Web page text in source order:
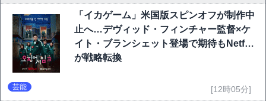
「イカゲーム」米国版スピンオフが制作中
止へ…デヴィッド・フィンチャー監督×ケ
イト・ブランシェット登場で期待もNetflix
が戦略転換
芸能 [12時05分]